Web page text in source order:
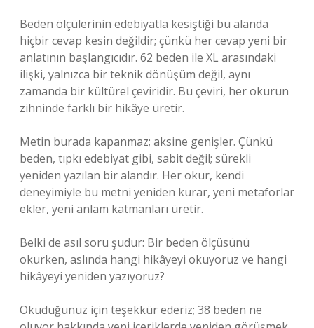
Beden ölçülerinin edebiyatla kesiştiği bu alanda
hiçbir cevap kesin değildir; çünkü her cevap yeni bir
anlatının başlangıcıdır. 62 beden ile XL arasındaki
ilişki, yalnızca bir teknik dönüşüm değil, aynı
zamanda bir kültürel çeviridir. Bu çeviri, her okurun
zihninde farklı bir hikâye üretir.
Metin burada kapanmaz; aksine genişler. Çünkü
beden, tıpkı edebiyat gibi, sabit değil; sürekli
yeniden yazılan bir alandır. Her okur, kendi
deneyimiyle bu metni yeniden kurar, yeni metaforlar
ekler, yeni anlam katmanları üretir.
Belki de asıl soru şudur: Bir beden ölçüsünü
okurken, aslında hangi hikâyeyi okuyoruz ve hangi
hikâyeyi yeniden yazıyoruz?
Okuduğunuz için teşekkür ederiz; 38 beden ne